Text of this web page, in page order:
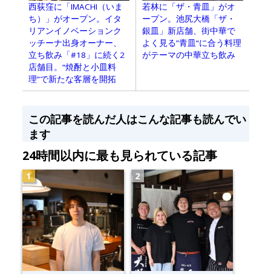
西荻窪に「IMACHI（いま
ち）」がオープン。イタ
リアンイノベーションク
ッチーナ出身オーナー、
立ち飲み「#18」に続く2
店舗目。“焼酎と小皿料
理”で新たな客層を開拓
若林に「ザ・青皿」がオ
ープン。池尻大橋「ザ・
銀皿」新店舗、街中華で
よく見る”青皿“に合う料理
がテーマの中華立ち飲み
この記事を読んだ人はこんな記事も読んでい
ます
24時間以内に最も見られている記事